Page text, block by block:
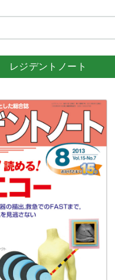
レジデント ノート